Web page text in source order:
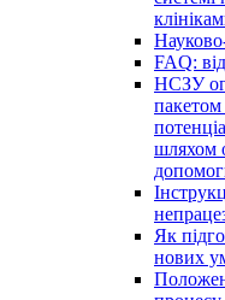
FAQ:
НСЗУ
пакетом
шляхом
Як
нових